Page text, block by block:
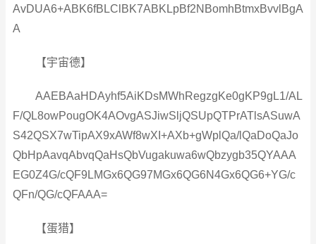
AvDUA6+ABK6fBLClBK7ABKLpBf2NBomhBtmxBvvlBgA
A
【宇宙德】
AAEBAaHDAyhf5AiKDsMWhRegzgKe0gKP9gL1/AL
F/QL8owPougOK4AOvgASJiwSljQSUpQTPrATlsASuwA
S42QSX7wTipAX9xAWf8wXI+AXb+gWplQa/lQaDoQaJo
QbHpAavqAbvqQaHsQbVugakuwa6wQbzygb35QYAAA
EG0Z4G/cQF9LMGx6QG97MGx6QG6N4Gx6QG6+YG/c
QFn/QG/cQFAAA=
【蛋猎】